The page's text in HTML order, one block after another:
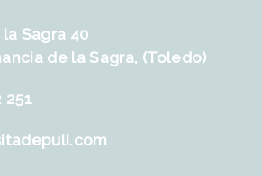
Sagra 40
de la Sagra, (Toledo)
251